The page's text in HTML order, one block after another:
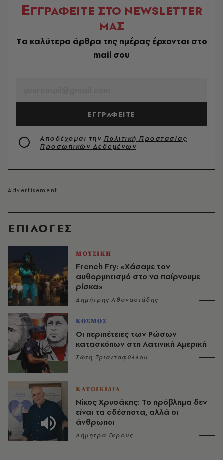
EΠΙΛΟΓΈΣ
ΜΟΥΣΙΚΗ
French Fry: «Χάσαμε τον
αυθορμητισμό στο να παίρνουμε
ρίσκα»
Δημήτρης Αθανασιάδης
ΚΟΣΜΟΣ
Οι περιπέτειες των Ρώσων
κατασκόπων στη Λατινική Αμερική
Σώτη Τριανταφύλλου
ΚΑΤΟΙΚΙΔΙΑ
Νίκος Χρυσάκης: Το πρόβλημα δεν
είναι τα αδέσποτα, αλλά οι
άνθρωποι
Δήμητρα Γκρους
ΕΓΓΡΑΦΕΙΤΕ ΣΤΟ NEWSLETTER
ΜΑΣ
Tα καλύτερα άρθρα της ημέρας έρχονται στο
mail σου
ΕΓΓΡΑΦΕΙΤΕ
Αποδέχομαι την Πολιτική Προστασίας
Προσωπικών Δεδομένων